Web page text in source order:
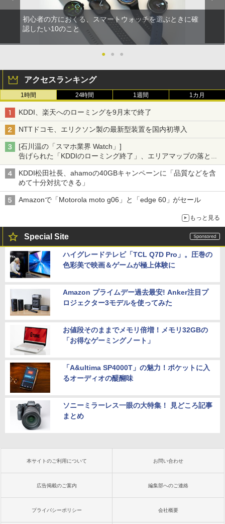
初心者の方におくる、スマートウォッチを選ぶときに確
認したい10のこと
● ● ●
アクセスランキング
1時間 24時間 1週間 1カ月
KDDI、楽天へのローミングを9月末で終了
NTTドコモ、エリクソン製の最新型装置を国内初導入
[石川温の「スマホ業界 Watch」]
告げられた「KDDIのローミング終了」、エリアマップの落とし
穴と楽天モバイルの課題
KDDI松田社長、ahamoの40GBキャンペーンに「品質などを含
めて十分対抗できる」
Amazonで「Motorola moto g06」と「edge 60」がセール
もっと見る
Special Site
ハイグレードテレビ「TCL Q7D Pro」。圧巻の
色彩美で映画＆ゲームが極上体験に
Amazon プライムデー過去最安! Anker注目プ
ロジェクター3モデルを使ってみた
お値段そのままでメモリ倍増！メモリ32GBの
「お得なゲーミングノート」
「A&ultima SP4000T」の魅力！ポケットに入
るオーディオの醍醐味
ソニーミラーレス一眼の大特集！ 見どころ記事
まとめ
本サイトのご利用について お問い合わせ
広告掲載のご案内 編集部へのご連絡
プライバシーポリシー 会社概要